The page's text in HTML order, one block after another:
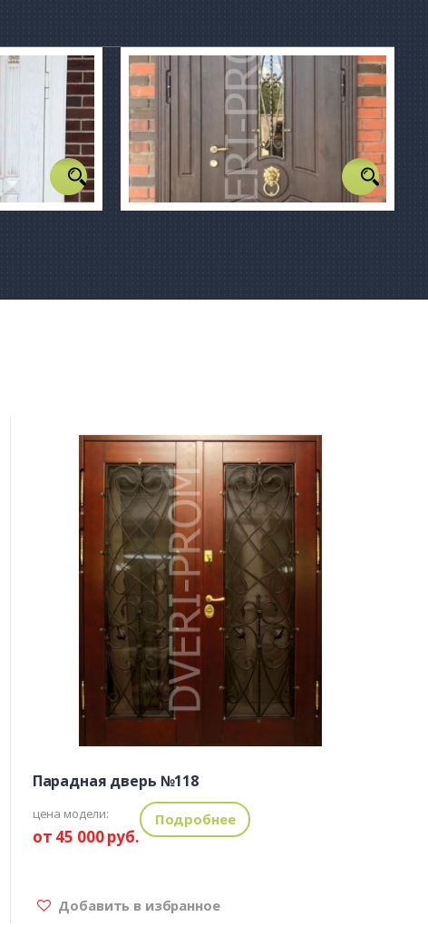
Парадная дверь №118
цена модели:
от 45 000 руб.
Подробнее
Добавить в избранное